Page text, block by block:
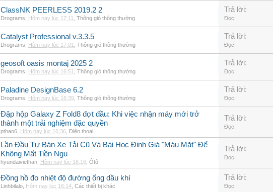
ClassNK PEERLESS 2019.2 2
Drograms Hôm nay lúc 17:11 Thông gió thông thường
Trả lời:
Đọc:
Catalyst Professional v.3.3.5
Drograms Hôm nay lúc 17:01 Thông gió thông thường
Trả lời:
Đọc:
geosoft oasis montaj 2025 2
Drograms Hôm nay lúc 16:51 Thông gió thông thường
Trả lời:
Đọc:
Paladine DesignBase 6.2
Drograms Hôm nay lúc 16:39 Thông gió thông thường
Trả lời:
Đọc:
Đập hộp Galaxy Z Fold8 đợt đầu: Khi việc nhận máy mới trở
thành một trải nghiệm đặc quyền
pthao6 Hôm nay lúc 16:36 Điện thoại
Trả lời:
Đọc:
Lần Đầu Tự Bán Xe Tải Cũ Và Bài Học Định Giá "Máu Mặt" Để
Không Mất Tiền Ngu
hyundaiviethan Hôm nay lúc 16:16 Ôtô
Trả lời:
Đọc:
Đồng hồ đo nhiệt độ đường ống dầu khí
Linhbilalo Hôm nay lúc 16:14 Các thiết bị khác
Trả lời:
Đọc: